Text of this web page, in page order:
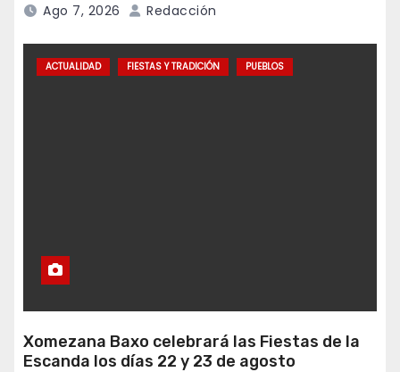
Ago 7, 2026 Redacción
ACTUALIDAD FIESTAS Y TRADICIÓN PUEBLOS
Xomezana Baxo celebrará las Fiestas de la
Escanda los días 22 y 23 de agosto